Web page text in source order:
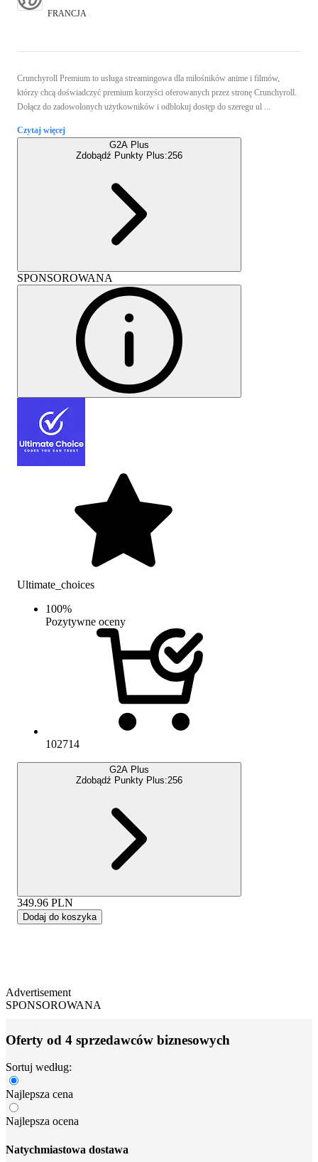
FRANCJA
Crunchyroll Premium to usługa streamingowa dla miłośników anime i filmów,
którzy chcą doświadczyć premium korzyści oferowanych przez stronę Crunchyroll.
Dołącz do zadowolonych użytkowników i odblokuj dostęp do szeregu ul ...
Czytaj więcej
G2A Plus
Zdobądź Punkty Plus:256
SPONSOROWANA
Ultimate_choices
100%
Pozytywne oceny
102714
G2A Plus
Zdobądź Punkty Plus:256
349.96 PLN
Dodaj do koszyka
Advertisement
SPONSOROWANA
Oferty od 4 sprzedawców biznesowych
Sortuj według:
Najlepsza cena
Najlepsza ocena
Natychmiastowa dostawa